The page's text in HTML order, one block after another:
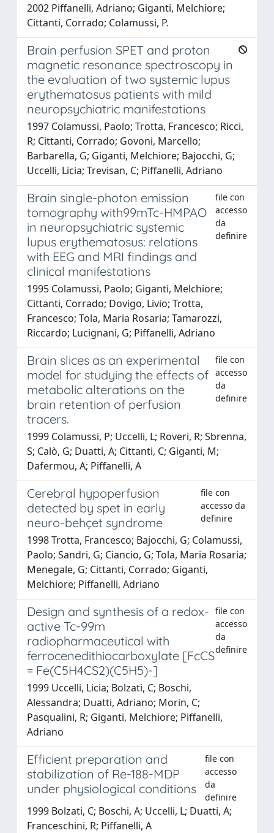
2002 Piffanelli, Adriano; Giganti, Melchiore;
Cittanti, Corrado; Colamussi, P.
Brain perfusion SPET and proton
magnetic resonance spectroscopy in
the evaluation of two systemic lupus
erythematosus patients with mild
neuropsychiatric manifestations
1997 Colamussi, Paolo; Trotta, Francesco; Ricci,
R; Cittanti, Corrado; Govoni, Marcello;
Barbarella, G; Giganti, Melchiore; Bajocchi, G;
Uccelli, Licia; Trevisan, C; Piffanelli, Adriano
Brain single-photon emission
tomography with99mTc-HMPAO
in neuropsychiatric systemic
lupus erythematosus: relations
with EEG and MRI findings and
clinical manifestations
file con
accesso
da
definire
1995 Colamussi, Paolo; Giganti, Melchiore;
Cittanti, Corrado; Dovigo, Livio; Trotta,
Francesco; Tola, Maria Rosaria; Tamarozzi,
Riccardo; Lucignani, G; Piffanelli, Adriano
Brain slices as an experimental
model for studying the effects of
metabolic alterations on the
brain retention of perfusion
tracers.
file con
accesso
da
definire
1999 Colamussi, P; Uccelli, L; Roveri, R; Sbrenna,
S; Calò, G; Duatti, A; Cittanti, C; Giganti, M;
Dafermou, A; Piffanelli, A
Cerebral hypoperfusion
detected by spet in early
neuro-behçet syndrome
file con
accesso da
definire
1998 Trotta, Francesco; Bajocchi, G; Colamussi,
Paolo; Sandri, G; Ciancio, G; Tola, Maria Rosaria;
Menegale, G; Cittanti, Corrado; Giganti,
Melchiore; Piffanelli, Adriano
Design and synthesis of a redox-
active Tc-99m
radiopharmaceutical with
ferrocenedithiocarboxylate [FcCS
= Fe(C5H4CS2)(C5H5)-]
file con
accesso
da
definire
1999 Uccelli, Licia; Bolzati, C; Boschi,
Alessandra; Duatti, Adriano; Morin, C;
Pasqualini, R; Giganti, Melchiore; Piffanelli,
Adriano
Efficient preparation and
stabilization of Re-188-MDP
under physiological conditions
file con
accesso
da
definire
1999 Bolzati, C; Boschi, A; Uccelli, L; Duatti, A;
Franceschini, R; Piffanelli, A